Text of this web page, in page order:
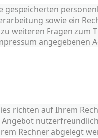
gespeicherten
sowie ein
weiteren Fragen zum
angegebenen
richten auf Ihrem
Angebot
Rechner abgelegt